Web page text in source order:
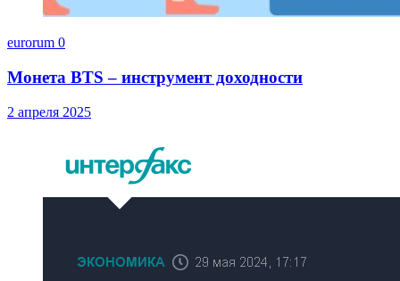
eurorum 0
Монета BTS – инструмент доходности
2 апреля 2025